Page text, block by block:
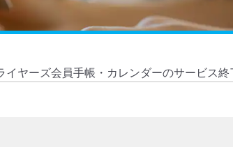
ヤーズ会員手帳・カレンダーのサービス終